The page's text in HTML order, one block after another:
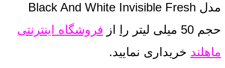
مدل Black And White Invisible Fresh
حجم 50 میلی لیتر
را از فروشگاه اینترنتی
ماهلند خریداری نمایید.